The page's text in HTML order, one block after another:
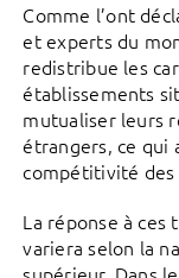
Comme l’ont
et experts du
redistribue les
établissements
mutualiser leurs
étrangers, ce qui
compétitivité
La réponse à ces
variera selon la